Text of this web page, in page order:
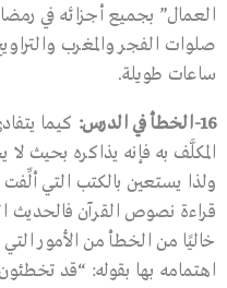
العمال” بجميع أجزائه في
صلوات الفجر والمغرب
ساعات طويلة.
16- الخطأ في الدرس: كيما
المكلَّف به فإنه يذاكره بحيث
ولذا يستعين بالكتب التي ألِّفت
قراءة نصوص القرآن فالحديث
خاليًا من الخطأ من الأمور
اهتمامه بها بقوله: “قد